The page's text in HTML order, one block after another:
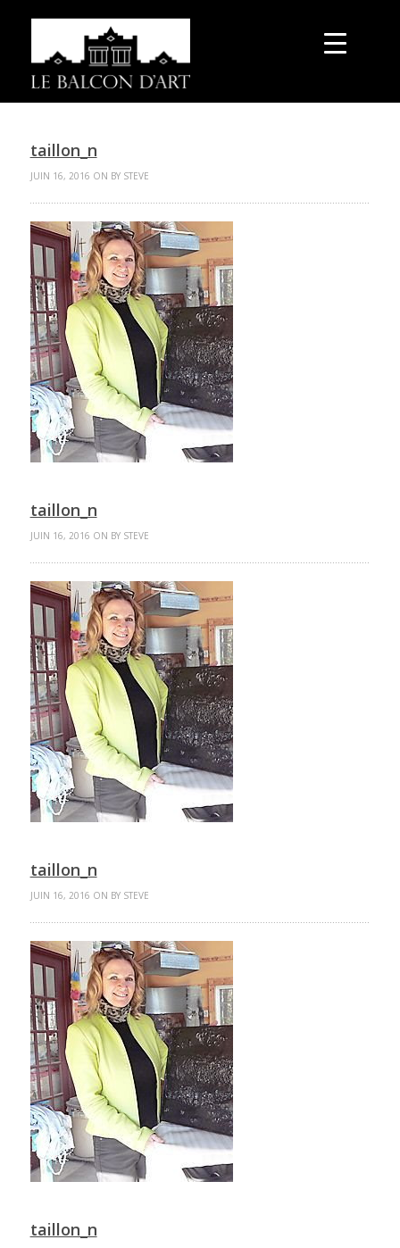
taillon_n
JUIN 16, 2016 ON BY STEVE
taillon_n
JUIN 16, 2016 ON BY STEVE
taillon_n
JUIN 16, 2016 ON BY STEVE
taillon_n